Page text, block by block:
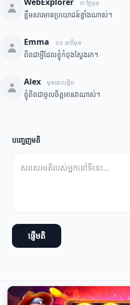
៣ ថ្ងៃមុន
ខ្លឹមសារមានប្រយោជន៍ខ្លាំងណាស់។
Emma ១០ នាទីមុន
ពិតជាអ្វីដែលខ្ញុំកំពុងស្វែងរក។
Alex មុននេះបន្តិច
ខ្ញុំពិតជាចូលចិត្តអានវាណាស់។
បញ្ចេញមតិ
ផ្ញើមតិ